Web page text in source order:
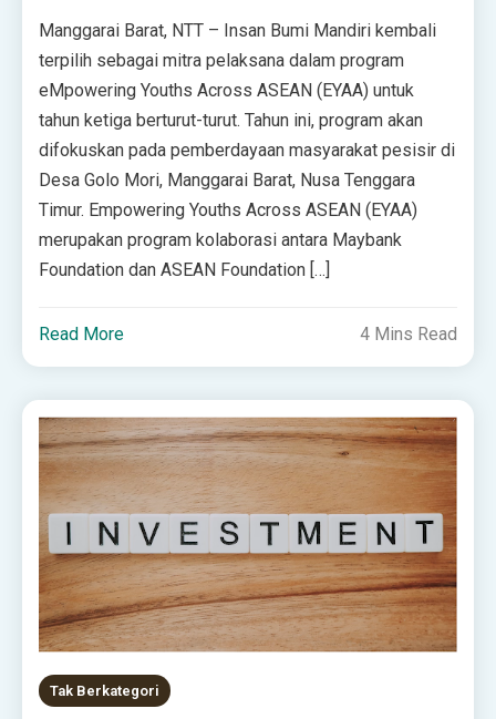
Manggarai Barat, NTT – Insan Bumi Mandiri kembali
terpilih sebagai mitra pelaksana dalam program
eMpowering Youths Across ASEAN (EYAA) untuk
tahun ketiga berturut-turut. Tahun ini, program akan
difokuskan pada pemberdayaan masyarakat pesisir di
Desa Golo Mori, Manggarai Barat, Nusa Tenggara
Timur. Empowering Youths Across ASEAN (EYAA)
merupakan program kolaborasi antara Maybank
Foundation dan ASEAN Foundation […]
Read More 4 Mins Read
Tak Berkategori